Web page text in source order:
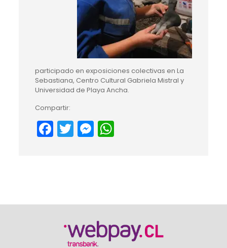
participado en exposiciones colectivas en La
Sebastiana, Centro Cultural Gabriela Mistral y
Universidad de Playa Ancha.
Compartir:
Facebook
TwitterMessenger
WhatsApp